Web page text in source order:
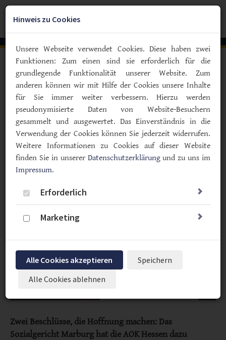
Zum
Hauptinhalt
Vorlesen
Kinder mit Diabetes in Schule und KiTa
Sozialgericht Marburg:
Außerklinische Intensivpflege
steht Kindern mit Diabetes zu!
05.02.2024
Typ F
Zwei Beschlüsse, die Hoffnung machen: Das
Sozialgericht Marburg hat die AOK Hessen dazu
Hinweis zu Cookies
Unsere Webseite verwendet Cookies. Diese haben zwei
Funktionen: Zum einen sind sie erforderlich für die
grundlegende Funktionalität unserer Website. Zum
anderen können wir mit Hilfe der Cookies unsere Inhalte
für Sie immer weiter verbessern. Hierzu werden
pseudonymisierte Daten von Website-Besuchern
gesammelt und ausgewertet. Das Einverständnis in die
Verwendung der Cookies können Sie jederzeit widerrufen.
Weitere Informationen zu Cookies auf dieser Website
finden Sie in unserer Datenschutzerklärungund zu uns im
Impressum.
Erforderlich
Marketing
Alle Cookies akzeptieren
Speichern
Alle Cookies ablehnen